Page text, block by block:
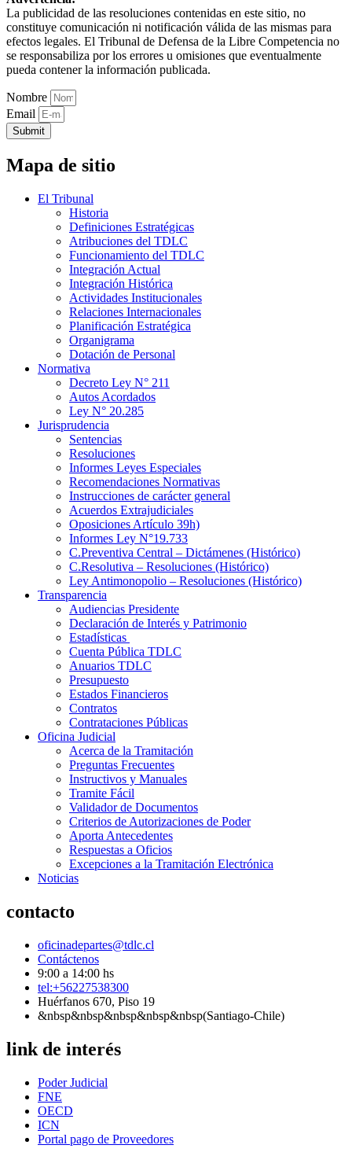
La publicidad de las resoluciones contenidas en este sitio, no
constituye comunicación ni notificación válida de las mismas para
efectos legales. El Tribunal de Defensa de la Libre Competencia no
se responsabiliza por los errores u omisiones que eventualmente
pueda contener la información publicada.
Nombre
Email
Submit
Mapa de sitio
El Tribunal
Historia
Definiciones Estratégicas
Atribuciones del TDLC
Funcionamiento del TDLC
Integración Actual
Integración Histórica
Actividades Institucionales
Relaciones Internacionales
Planificación Estratégica
Organigrama
Dotación de Personal
Normativa
Decreto Ley N° 211
Autos Acordados
Ley N° 20.285
Jurisprudencia
Sentencias
Resoluciones
Informes Leyes Especiales
Recomendaciones Normativas
Instrucciones de carácter general
Acuerdos Extrajudiciales
Oposiciones Artículo 39h)
Informes Ley N°19.733
C.Preventiva Central – Dictámenes (Histórico)
C.Resolutiva – Resoluciones (Histórico)
Ley Antimonopolio – Resoluciones (Histórico)
Transparencia
Audiencias Presidente
Declaración de Interés y Patrimonio
Estadísticas
Cuenta Pública TDLC
Anuarios TDLC
Presupuesto
Estados Financieros
Contratos
Contrataciones Públicas
Oficina Judicial
Acerca de la Tramitación
Preguntas Frecuentes
Instructivos y Manuales
Tramite Fácil
Validador de Documentos
Criterios de Autorizaciones de Poder
Aporta Antecedentes
Respuestas a Oficios
Excepciones a la Tramitación Electrónica
Noticias
contacto
oficinadepartes@tdlc.cl
Contáctenos
9:00 a 14:00 hs
tel:+56227538300
Huérfanos 670, Piso 19
&nbsp&nbsp&nbsp&nbsp&nbsp(Santiago-Chile)
link de interés
Poder Judicial
FNE
OECD
ICN
Portal pago de Proveedores